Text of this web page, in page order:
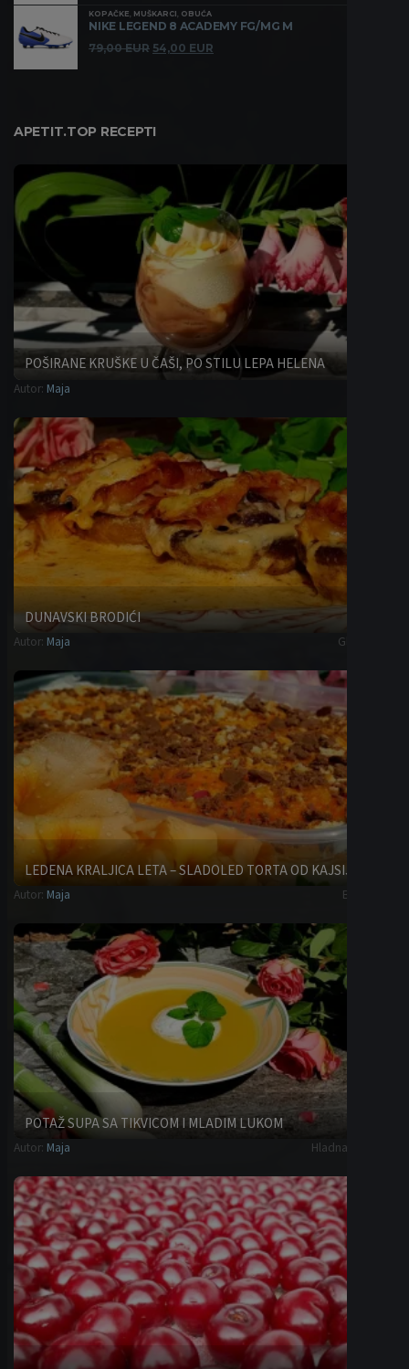
je
bila:
je:
KOPAČKE, MUŠKARCI, OBUĆA
NIKE LEGEND 8 ACADEMY FG/MG M
79,00EUR Originalna
79,00 EUR.
54,00 EUR
APETIT.TOP RECEPTI
POŠIRANE KRUŠKE U ČAŠI, PO STILU LEPA HELENA
Autor: Maja
DUNAVSKI BRODIĆI
Autor: Maja Glavna jela
LEDENA KRALJICA LETA – SLADOLED TORTA OD KAJSIJA
Autor: Maja Brze torte
POTAŽ SUPA SA TIKVICOM I MLADIM LUKOM
Autor: Maja Hladna predjela